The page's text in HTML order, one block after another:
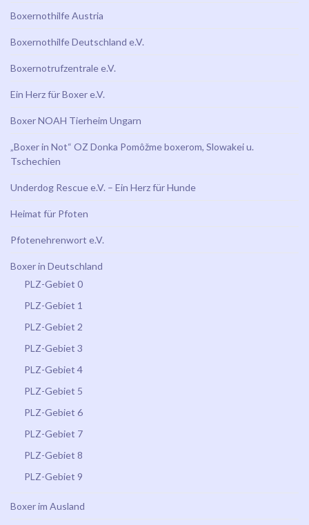
Boxernothilfe Austria
Boxernothilfe Deutschland e.V.
Boxernotrufzentrale e.V.
Ein Herz für Boxer e.V.
Boxer NOAH Tierheim Ungarn
„Boxer in Not“ OZ Donka Pomôžme boxerom, Slowakei u.
Tschechien
Underdog Rescue e.V. – Ein Herz für Hunde
Heimat für Pfoten
Pfotenehrenwort e.V.
Boxer in Deutschland
PLZ-Gebiet 0
PLZ-Gebiet 1
PLZ-Gebiet 2
PLZ-Gebiet 3
PLZ-Gebiet 4
PLZ-Gebiet 5
PLZ-Gebiet 6
PLZ-Gebiet 7
PLZ-Gebiet 8
PLZ-Gebiet 9
Boxer im Ausland